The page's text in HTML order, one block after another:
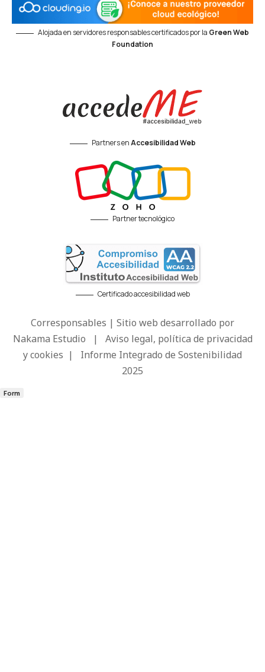
Alojada en servidores responsables certificados por la Green Web
Foundation
Partners enAccesibilidad Web
Partner tecnológico
Certificado accesibilidad web
Corresponsables | Sitio web desarrollado por
Nakama Estudio | Aviso legal, política de privacidad
y cookies | Informe Integrado de Sostenibilidad
2025
Form